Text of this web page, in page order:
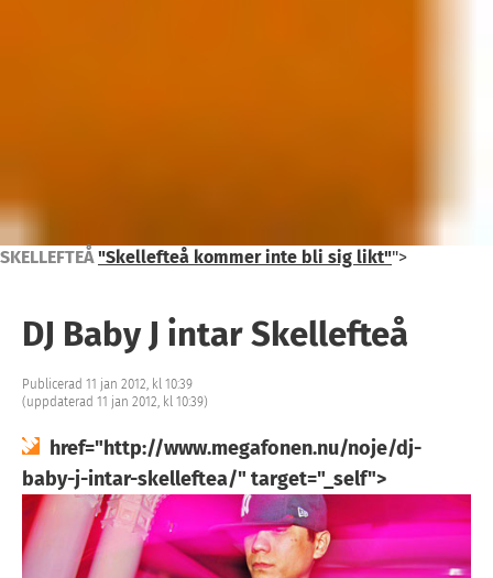
SKELLEFTEÅ "Skellefteå kommer inte bli sig likt"">
DJ Baby J intar Skellefteå
Publicerad 11 jan 2012, kl 10:39
(uppdaterad 11 jan 2012, kl 10:39)
href="http://www.megafonen.nu/noje/dj-
baby-j-intar-skelleftea/" target="_self">